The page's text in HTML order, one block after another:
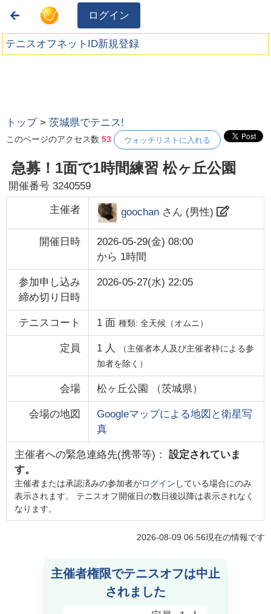
ログイン
テニスオフネットID新規登録
トップ >茨城県でテニス!
このページのアクセス数53 ウォッチリストに入れる
急募！1面で1時間練習 松ヶ丘公園
開催番号3240559
主催者 goochanさん (男性)
開催日時
2026-05-29(金) 08:00
から 1時間
参加申し込み
締め切り日時
2026-05-27(水) 22:05
テニスコート 1面 種類: 全天候（オムニ）
定員 1 人
（主催者本人及び主催者枠による参
加者を除く）
会場 松ヶ丘公園 （茨城県）
会場の地図
Googleマップによる地図と衛星写
真
主催者への緊急連絡先(携帯等)： 設定されていま
す。
主催者または承認済みの参加者がログイン している場合にのみ
表示されます。 テニスオフ開催日の数日後以降は表示されなく
なります。
2026-08-09 06:56現在の情報です
主催者権限でテニスオフは中止
されました